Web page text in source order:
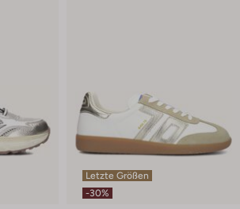
Letzte Größen
-30%